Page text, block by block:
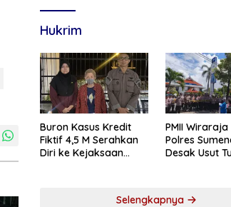
Hukrim
Buron Kasus Kredit
Fiktif 4,5 M Serahkan
Diri ke Kejaksaan
PMII
Polres
Desak Usut
Selengkapnya